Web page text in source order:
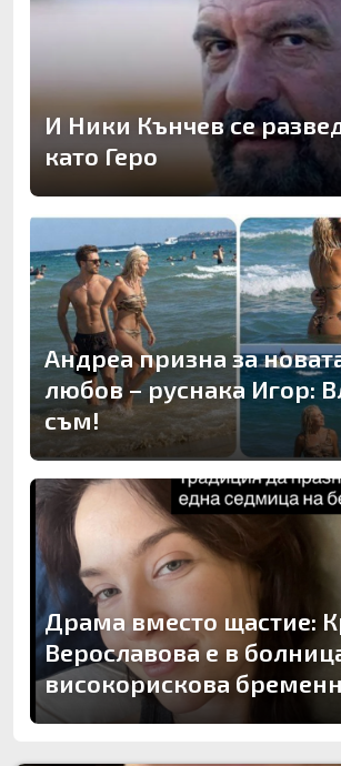
И Ники Кънчев се
като Геро
Андреа призна за
любов – руснака Игор:
съм!
Драма вместо щастие:
Верославова е в
високорискова